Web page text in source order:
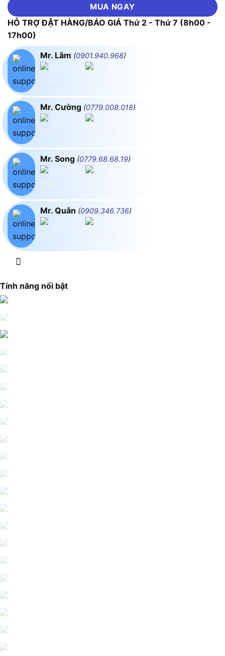
MUA NGAY
HỖ TRỢ ĐẶT HÀNG/BÁO GIÁ Thứ 2 - Thứ 7 (8h00 -
17h00)
Mr. Lâm (0901.940.968)
Mr. Cường (0779.008.018)
Mr. Song (0779.68.68.19)
Mr. Quân (0909.346.736)
Tính năng nổi bật